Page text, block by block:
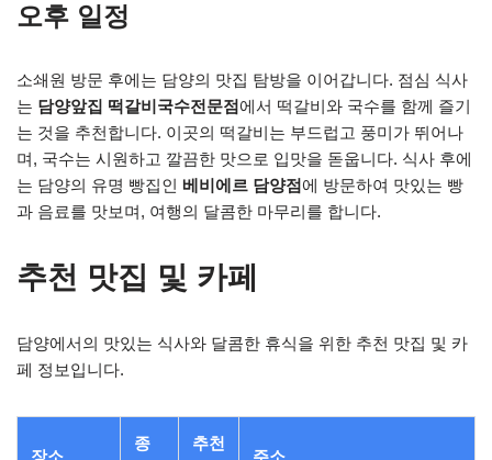
오후 일정
소쇄원 방문 후에는 담양의 맛집 탐방을 이어갑니다. 점심 식사
는 담양앞집 떡갈비국수전문점에서 떡갈비와 국수를 함께 즐기
는 것을 추천합니다. 이곳의 떡갈비는 부드럽고 풍미가 뛰어나
며, 국수는 시원하고 깔끔한 맛으로 입맛을 돋웁니다. 식사 후에
는 담양의 유명 빵집인 베비에르 담양점에 방문하여 맛있는 빵
과 음료를 맛보며, 여행의 달콤한 마무리를 합니다.
추천 맛집 및 카페
담양에서의 맛있는 식사와 달콤한 휴식을 위한 추천 맛집 및 카
페 정보입니다.
장소
종 추천
주소